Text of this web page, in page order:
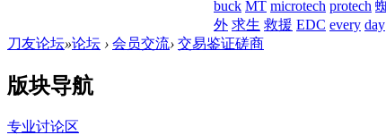
buck MT microtech protech
外 求生 救援 EDC every day
刀友论坛»论坛 › 会员交流› 交易鉴证磋商
版块导航
专业讨论区